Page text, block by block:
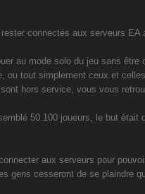
connectés aux serveurs
au mode solo du jeu sans
ou tout simplement ceux et
hors service, vous vous
50.100 joueurs, le but était
aux serveurs pour
gens cesseront de se plaindre